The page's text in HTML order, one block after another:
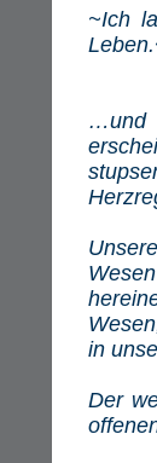
~Ich
…und
in
Der